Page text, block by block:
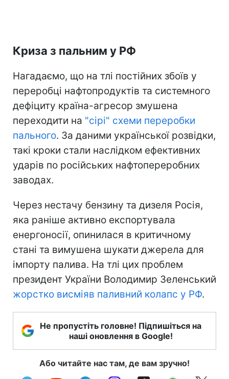
Криза з пальним у РФ
Нагадаємо, що на тлі постійних збоїв у
переробці нафтопродуктів та системного
дефіциту країна-агресор змушена
переходити на "сірі" схеми переробки
пального. За даними української розвідки,
такі кроки стали наслідком ефективних
ударів по російських нафтопереробних
заводах.
Через нестачу бензину та дизеля Росія,
яка раніше активно експортувала
енергоносії, опинилася в критичному
стані та вимушена шукати джерела для
імпорту палива. На тлі цих проблем
президент України Володимир Зеленський
жорстко висміяв паливний колапс у РФ.
Не пропустіть головне! Підпишіться на
наші оновлення в Google!
Або читайте нас там, де вам зручно!